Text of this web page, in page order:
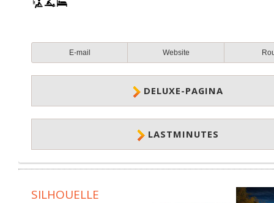
E-mail Website
DELUXE-PAGINA
LASTMINUTES
SILHOUELLE